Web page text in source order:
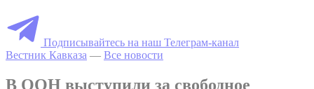
Подписывайтесь на наш Телеграм-канал
Вестник Кавказа — Все новости
В ООН выступили за свободное